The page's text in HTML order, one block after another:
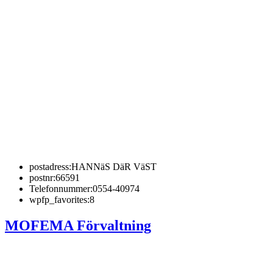
postadress:HANNäS DäR VäST
postnr:66591
Telefonnummer:0554-40974
wpfp_favorites:8
MOFEMA Förvaltning